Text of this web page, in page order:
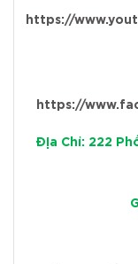
https://
https://
Địa Chỉ: 222